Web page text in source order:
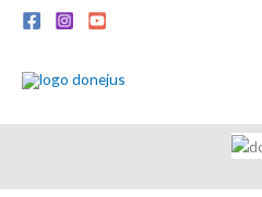
Pereiti
prie